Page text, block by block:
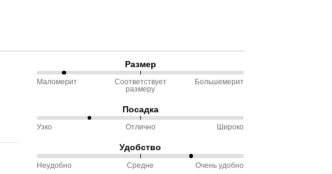
Размер
13 %
Маломерит
Соответствует
Маломерит Соответствует
размеру
Большемерит
Посадка
25 %
Узко
Узко Отлично Широко
Удобство
75 %
Неудобно Средне Очень удобно